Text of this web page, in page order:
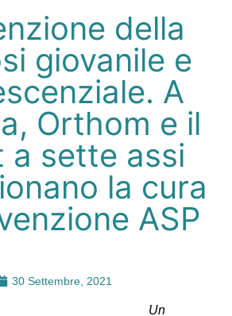
della
giovanile e
A
Orthom e il
a sette assi
la cura
ASP
30 Settembre, 2021
Un